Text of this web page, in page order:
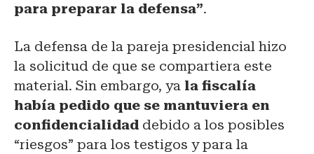
para preparar la defensa”.
La defensa de la pareja presidencial hizo
la solicitud de que se compartiera este
material. Sin embargo, ya la fiscalía
había pedido que se mantuviera en
confidencialidad debido a los posibles
“riesgos” para los testigos y para la